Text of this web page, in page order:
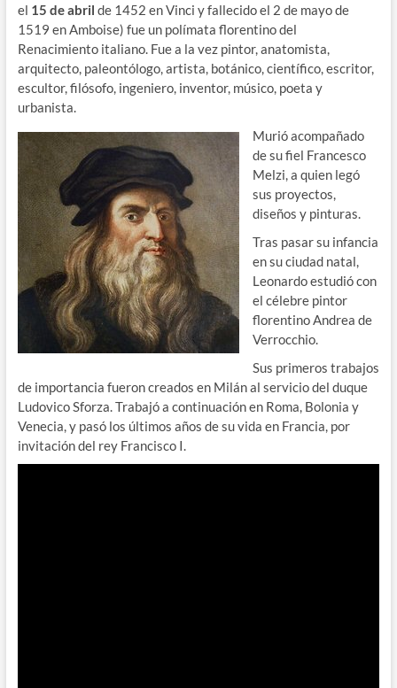
el 15 de abril de 1452 en Vinci y fallecido el 2 de mayo de
1519 en Amboise) fue un polímata florentino del
Renacimiento italiano. Fue a la vez pintor, anatomista,
arquitecto, paleontólogo, artista, botánico, científico, escritor,
escultor, filósofo, ingeniero, inventor, músico, poeta y
urbanista.
Murió acompañado
de su fiel Francesco
Melzi, a quien legó
sus proyectos,
diseños y pinturas.
Tras pasar su infancia
en su ciudad natal,
Leonardo estudió con
el célebre pintor
florentino Andrea de
Verrocchio.
Sus primeros trabajos
de importancia fueron creados en Milán al servicio del duque
Ludovico Sforza. Trabajó a continuación en Roma, Bolonia y
Venecia, y pasó los últimos años de su vida en Francia, por
invitación del rey Francisco I.